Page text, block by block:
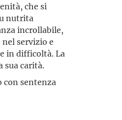
che si
nutrita
incrollabile,
nel servizio e
in difficoltà. La
sua carità.
con sentenza